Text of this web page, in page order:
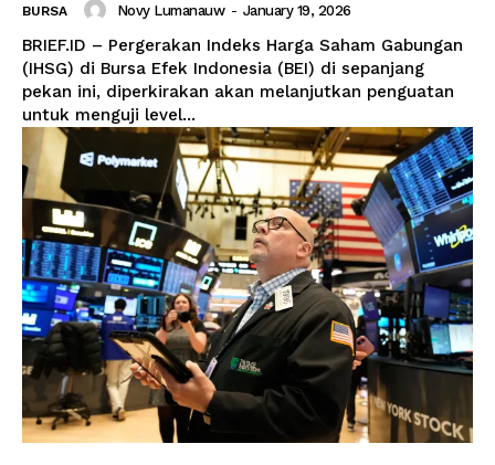
BURSA Novy Lumanauw - January 19, 2026
BRIEF.ID – Pergerakan Indeks Harga Saham Gabungan
(IHSG) di Bursa Efek Indonesia (BEI) di sepanjang
pekan ini, diperkirakan akan melanjutkan penguatan
untuk menguji level...